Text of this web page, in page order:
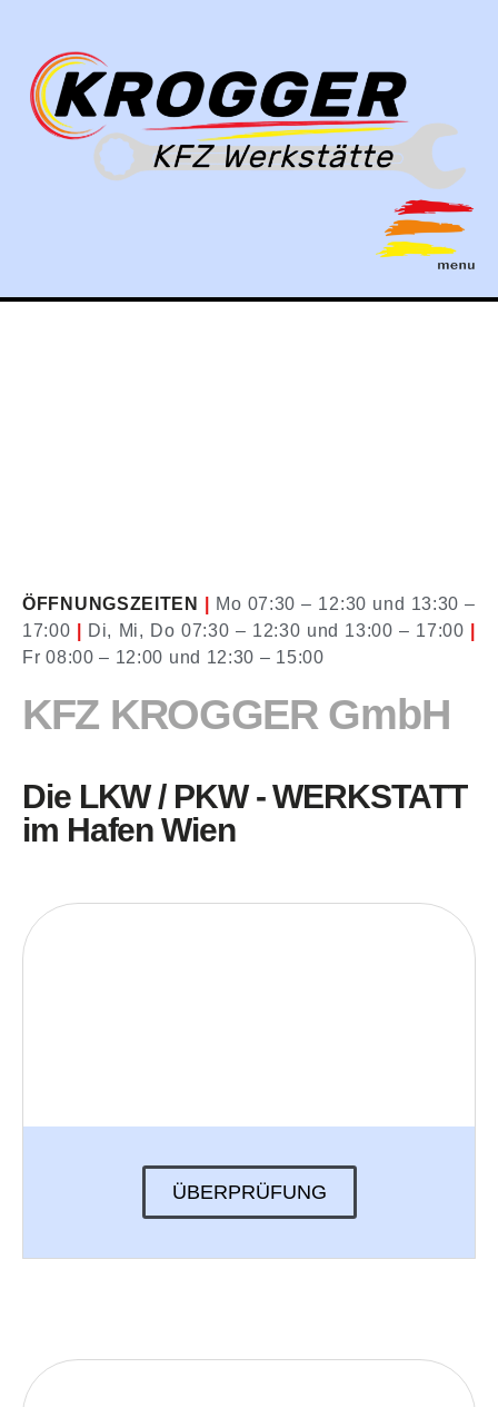
ÖFFNUNGSZEITEN
Mo 07:30 – 12:30 und 13:30 –
17:00
Di, Mi, Do 07:30 – 12:30 und 13:00 – 17:00
Fr 08:00 – 12:00 und 12:30 – 15:00
KFZ KROGGER GmbH
Die LKW / PKW - WERKSTATT
im Hafen Wien
ÜBERPRÜFUNG